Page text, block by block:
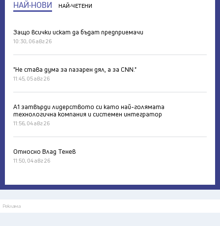
НАЙ-НОВИ НАЙ-ЧЕТЕНИ
Защо всички искат да бъдат предприемачи
10:30, 06 авг 26
"Не става дума за пазарен дял, а за CNN."
11:45, 05 авг 26
А1 затвърди лидерството си като най-голямата
технологична компания и системен интегратор
11:56, 04 авг 26
Относно Влад Тенев
11:50, 04 авг 26
Реклама